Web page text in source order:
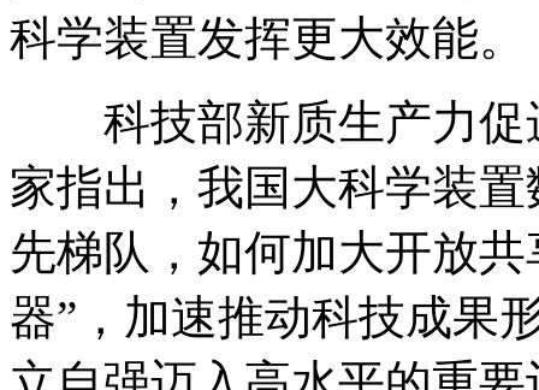
科学装置发挥更大效能。
科技部新质生产力
家指出，我国大科学装
先梯队，如何加大开放
器”，加速推动科技成果